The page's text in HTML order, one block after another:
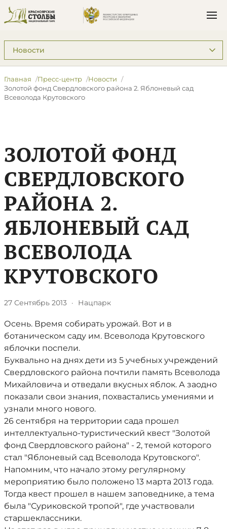
Подразделы: Пресс-центр
Главная Пресс-центр
Новости
Золотой фонд Свердловского района 2. Яблоневый сад
Всеволода Крутовского
ЗОЛОТОЙ ФОНД
СВЕРДЛОВСКОГО
РАЙОНА 2.
ЯБЛОНЕВЫЙ САД
ВСЕВОЛОДА
КРУТОВСКОГО
27 Сентябрь 2013 · Нацпарк
Осень. Время собирать урожай. Вот и в
ботаническом саду им. Всеволода Крутовского
яблочки поспели.
Буквально на днях дети из 5 учебных учреждений
Свердловского района почтили память Всеволода
Михайловича и отведали вкусных яблок. А заодно
показали свои знания, похвастались умениями и
узнали много нового.
26 сентября на территории сада прошел
интеллектуально-туристический квест "Золотой
фонд Свердловского района" - 2, темой которого
стал "Яблоневый сад Всеволода Крутовского".
Напомним, что начало этому регулярному
мероприятию было положено 13 марта 2013 года.
Тогда квест прошел в нашем заповеднике, а тема
была "Суриковской тропой", где участвовали
старшеклассники.